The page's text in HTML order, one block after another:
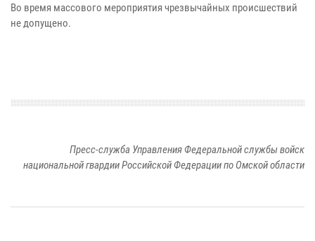
Во время массового мероприятия чрезвычайных происшествий
не допущено.
Пресс-служба Управления Федеральной службы войск
национальной гвардии Российской Федерации по Омской области